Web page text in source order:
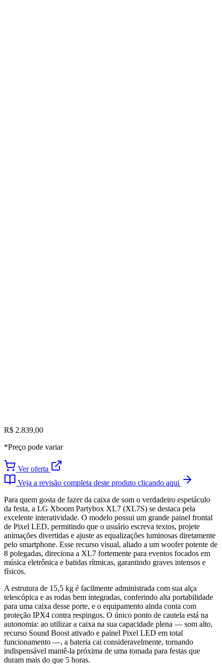
R$ 2.839,00
*Preço pode variar
Ver oferta
Veja a revisão completa deste produto clicando aqui
Para quem gosta de fazer da caixa de som o verdadeiro espetáculo
da festa, a LG Xboom Partybox XL7 (XL7S) se destaca pela
excelente interatividade. O modelo possui um grande painel frontal
de Pixel LED, permitindo que o usuário escreva textos, projete
animações divertidas e ajuste as equalizações luminosas diretamente
pelo smartphone. Esse recurso visual, aliado a um woofer potente de
8 polegadas, direciona a XL7 fortemente para eventos focados em
música eletrônica e batidas rítmicas, garantindo graves intensos e
físicos.
A estrutura de 15,5 kg é facilmente administrada com sua alça
telescópica e as rodas bem integradas, conferindo alta portabilidade
para uma caixa desse porte, e o equipamento ainda conta com
proteção IPX4 contra respingos. O único ponto de cautela está na
autonomia: ao utilizar a caixa na sua capacidade plena — som alto,
recurso Sound Boost ativado e painel Pixel LED em total
funcionamento —, a bateria cai consideravelmente, tornando
indispensável mantê-la próxima de uma tomada para festas que
duram mais do que 5 horas.